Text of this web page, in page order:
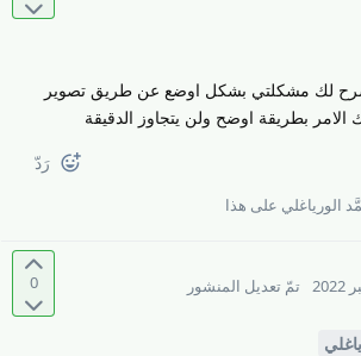
لك مشكلتي بشكل اوضع عن طريق تصوير
بطريقة اوضح ولن يتجاوز الدقيقة
رَدّ
الورياغلي على هذا
0 تمّ تعديل المنشور